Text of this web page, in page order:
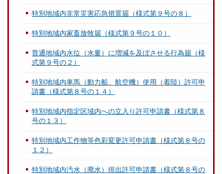
特別地域内非常災害応急措置届（様式第９号の８）
特別地域内家畜放牧届（様式第９号の１０）
普通地域内水位（水量）に増減を及ぼさせる行為届（様
式第９号の２）
特別地域内車馬（動力船、航空機）使用（着陸）許可申
請書（様式第８号の１４）
特別地域内指定区域内への立入り許可申請書（様式第８
号の１３）
特別地域内工作物等色彩変更許可申請書（様式第８号の
１２）
特別地域内汚水（廃水）排出許可申請書（様式第８号の